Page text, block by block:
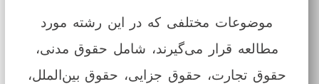
موضوعات مختلفی که در این رشته مورد
مطالعه قرار می‌گیرند، شامل حقوق مدنی،
حقوق تجارت، حقوق جزایی، حقوق بین‌الملل،